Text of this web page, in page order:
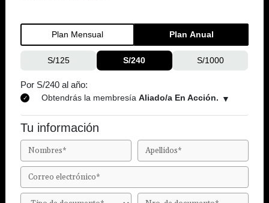
Plan Mensual Plan Anual
S/125 S/240 S/1000
Por S/240 al año:
Obtendrás la membresía Aliado/a En Acción.
Tu información